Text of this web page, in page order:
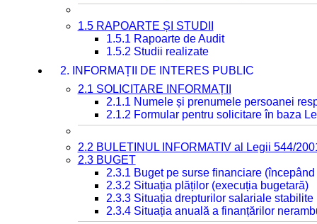
1.5 RAPOARTE ȘI STUDII
1.5.1 Rapoarte de Audit
1.5.2 Studii realizate
2. INFORMAȚII DE INTERES PUBLIC
2.1 SOLICITARE INFORMAȚII
2.1.1 Numele și prenumele persoanei
2.1.2 Formular pentru solicitare în baza
2.2 BULETINUL INFORMATIV al Legii 544/
2.3 BUGET
2.3.1 Buget pe surse financiare
2.3.2 Situația plăților (execuția bugetară)
2.3.3 Situația drepturilor salariale
2.3.4 Situația anuală a finanțărilor